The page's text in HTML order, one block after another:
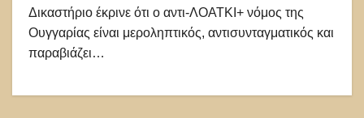
Δικαστήριο έκρινε ότι ο αντι-ΛΟΑΤΚΙ+ νόμος της
Ουγγαρίας είναι μεροληπτικός, αντισυνταγματικός και
παραβιάζει…